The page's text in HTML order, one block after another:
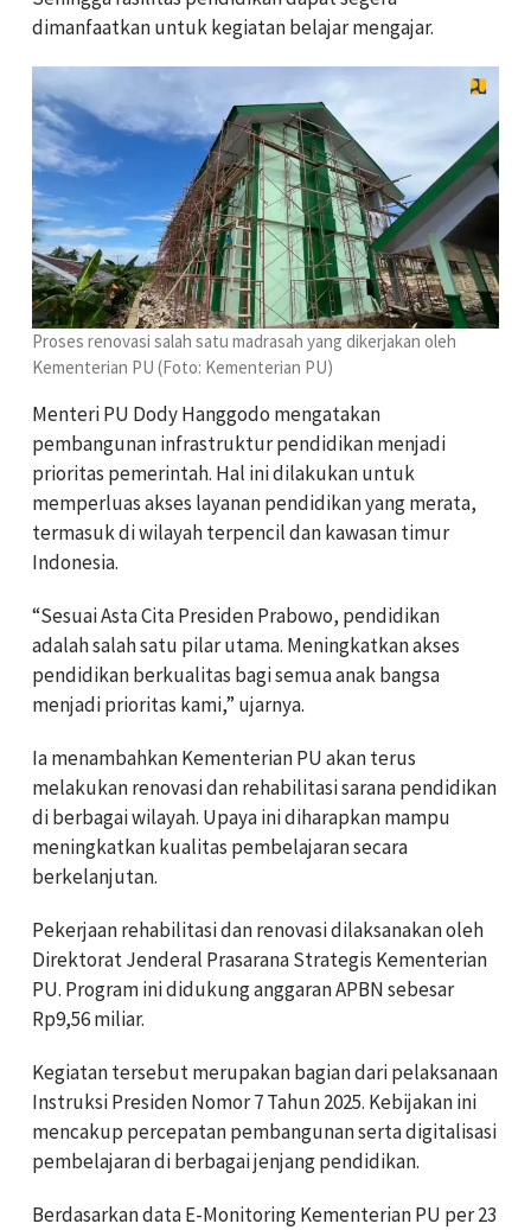
dimanfaatkan untuk kegiatan belajar mengajar.
Proses renovasi salah satu madrasah yang dikerjakan oleh
Kementerian PU (Foto: Kementerian PU)
Menteri PU Dody Hanggodo mengatakan
pembangunan infrastruktur pendidikan menjadi
prioritas pemerintah. Hal ini dilakukan untuk
memperluas akses layanan pendidikan yang merata,
termasuk di wilayah terpencil dan kawasan timur
Indonesia.
“Sesuai Asta Cita Presiden Prabowo, pendidikan
adalah salah satu pilar utama. Meningkatkan akses
pendidikan berkualitas bagi semua anak bangsa
menjadi prioritas kami,” ujarnya.
Ia menambahkan Kementerian PU akan terus
melakukan renovasi dan rehabilitasi sarana pendidikan
di berbagai wilayah. Upaya ini diharapkan mampu
meningkatkan kualitas pembelajaran secara
berkelanjutan.
Pekerjaan rehabilitasi dan renovasi dilaksanakan oleh
Direktorat Jenderal Prasarana Strategis Kementerian
PU. Program ini didukung anggaran APBN sebesar
Rp9,56 miliar.
Kegiatan tersebut merupakan bagian dari pelaksanaan
Instruksi Presiden Nomor 7 Tahun 2025. Kebijakan ini
mencakup percepatan pembangunan serta digitalisasi
pembelajaran di berbagai jenjang pendidikan.
Berdasarkan data E-Monitoring Kementerian PU per 23